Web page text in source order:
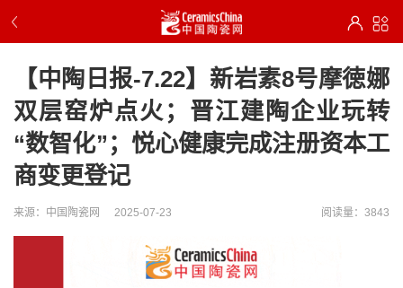
【中陶日报-7.22】新岩素8号摩徳娜
双层窑炉点火；晋江建陶企业玩转
“数智化”；悦心健康完成注册资本工
商变更登记
来源：中国陶瓷网 2025-07-23 阅读量：3843